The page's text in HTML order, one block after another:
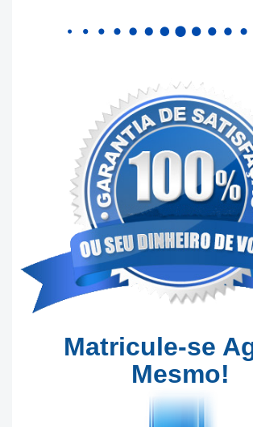
Matricule-se
Mesmo!